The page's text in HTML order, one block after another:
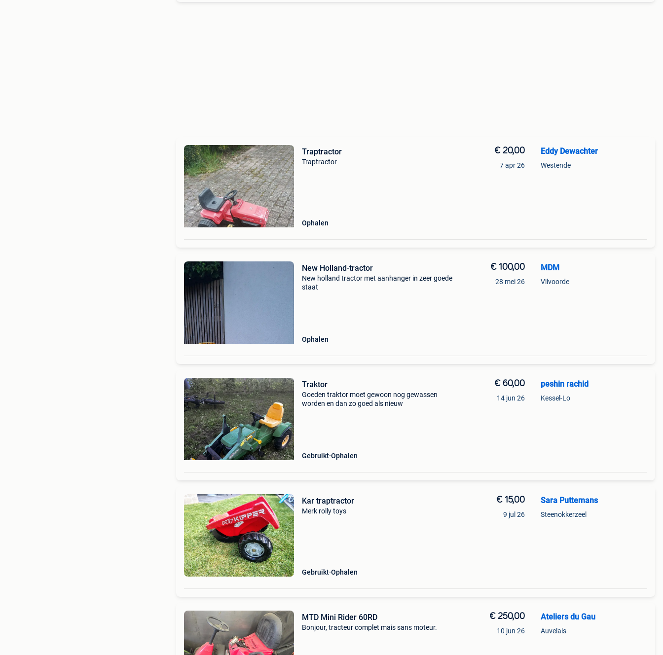
Traptractor
Traptractor
Ophalen
€ 20,00
7 apr 26
Eddy Dewachter
Westende
New Holland-tractor
New holland tractor met aanhanger in zeer goede
staat
Ophalen
€ 100,00
28 mei 26
MDM
Vilvoorde
Traktor
Goeden traktor moet gewoon nog gewassen
worden en dan zo goed als nieuw
Gebruikt Ophalen
€ 60,00
14 jun 26
peshin rachid
Kessel-Lo
Kar traptractor
Merk rolly toys
Gebruikt Ophalen
€ 15,00
9 jul 26
Sara Puttemans
Steenokkerzeel
MTD Mini Rider 60RD
Bonjour, tracteur complet mais sans moteur.
€ 250,00
10 jun 26
Ateliers du Gau
Auvelais